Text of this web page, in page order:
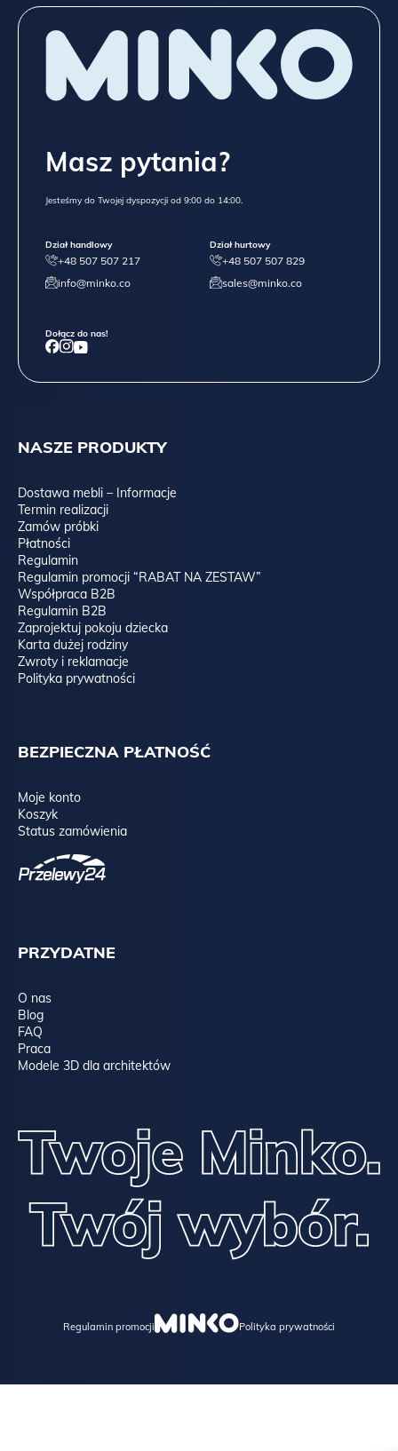
NASZE PRODUKTY
Dostawa mebli – Informacje
Termin realizacji
Zamów próbki
Płatności
Regulamin
Regulamin promocji “RABAT NA ZESTAW”
Współpraca B2B
Regulamin B2B
Zaprojektuj pokoju dziecka
Karta dużej rodziny
Zwroty i reklamacje
Polityka prywatności
BEZPIECZNA PŁATNOŚĆ
Moje konto
Koszyk
Status zamówienia
PRZYDATNE
O nas
Blog
FAQ
Praca
Modele 3D dla architektów
Masz pytania?
Jesteśmy do Twojej dyspozycji od 9:00 do 14:00.
Dział handlowy
+48 507 507 217
info@minko.co
Dział hurtowy
+48 507 507 829
sales@minko.co
Dołącz do nas!
Regulamin promocji Polityka prywatności